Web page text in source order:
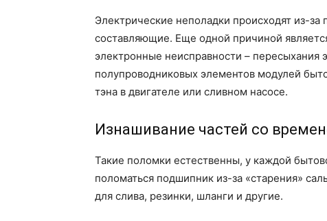
Электрические неполадки происходят из-
составляющие. Еще одной причиной
электронные неисправности – пересыхания
полупроводниковых элементов модулей
тэна в двигателе или сливном насосе.
Изнашивание частей со
Такие поломки естественны, у каждой
поломаться подшипник из-за «старения»
для слива, резинки, шланги и другие.